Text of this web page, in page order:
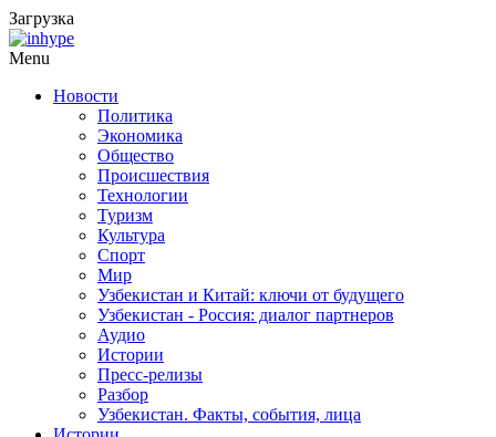
Загрузка
Menu
Новости
Политика
Экономика
Общество
Происшествия
Технологии
Туризм
Культура
Спорт
Мир
Узбекистан и Китай: ключи от будущего
Узбекистан - Россия: диалог партнеров
Аудио
Истории
Пресс-релизы
Разбор
Узбекистан. Факты, события, лица